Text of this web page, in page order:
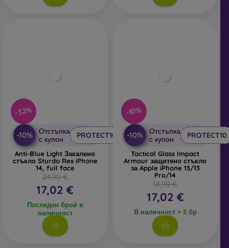
-32%
-10%
Отстъпка
с купон
PROTECT10
Anti-Blue Light Закалено
стъкло Sturdo Rex iPhone
14, full face
24,90 €
17,02 €
Последен брой в
наличност
-10%
-10%
Отстъпка
с купон
PROTECT10
Tactical Glass Impact
Armour защитено стъкло
за Apple iPhone 13/13
Pro/14
18,90 €
17,02 €
В наличност > 5 бр